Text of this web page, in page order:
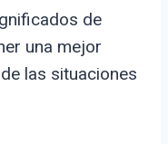
de
una mejor
las situaciones